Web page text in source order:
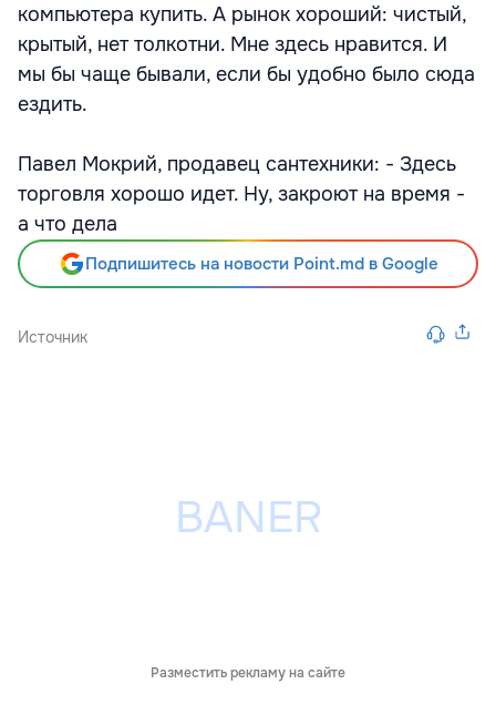
компьютера купить. А рынок хороший: чистый,
крытый, нет толкотни. Мне здесь нравится. И
мы бы чаще бывали, если бы удобно было сюда
ездить.
Павел Мокрий, продавец сантехники: - Здесь
торговля хорошо идет. Ну, закроют на время -
а что дела
Подпишитесь на новости Point.md в Google
Источник
Разместить рекламу на сайте